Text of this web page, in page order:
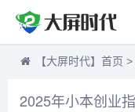
【大屏时代】首页 >